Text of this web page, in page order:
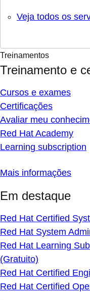
Veja todos os
Treinamentos
Treinamento e
Cursos e exames
Certificações
Avaliar meu
Red Hat Academy
Learning subscription
Mais informações
Em destaque
Red Hat Certified
Red Hat System
Red Hat Learning
(Gratuito)
Red Hat Certified
Red Hat Certified